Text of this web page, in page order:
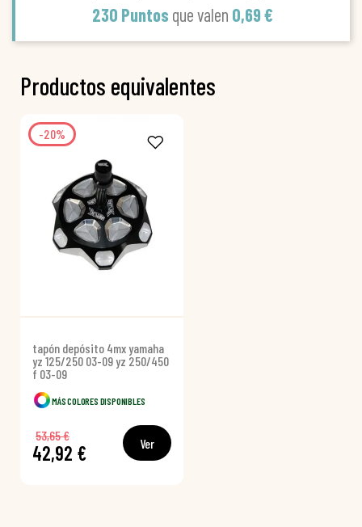
230 Puntos que valen 0,69 €
Productos equivalentes
-20%
tapón depósito 4mx yamaha
yz 125/250 03-09 yz 250/450
f 03-09
MÁS COLORES DISPONIBLES
42,92 €
53,65 € Ver